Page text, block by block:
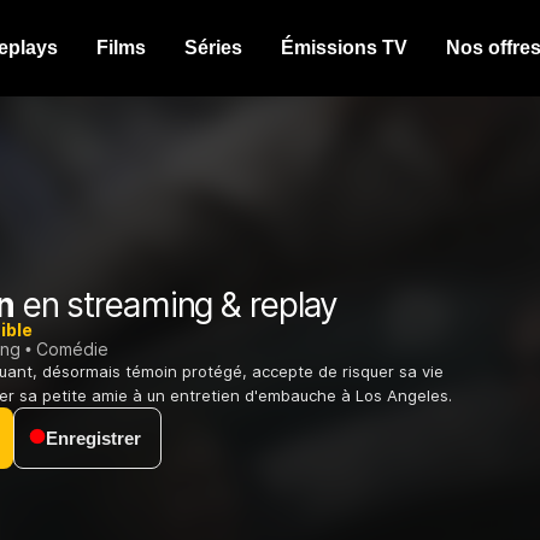
Films Séries Émissions TV Nos offres
en streaming & replay
Comédie
désormais témoin protégé, accepte de risquer sa vie
sa petite amie à un entretien d'embauche à Los Angeles.
Enregistrer